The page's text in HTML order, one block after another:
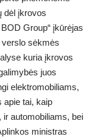
dėl įkrovos
Group“ įkūrėjas
sėkmės
kuria įkrovos
juos
elektromobiliams,
apie tai, kaip
ir automobiliams, bei
ministras